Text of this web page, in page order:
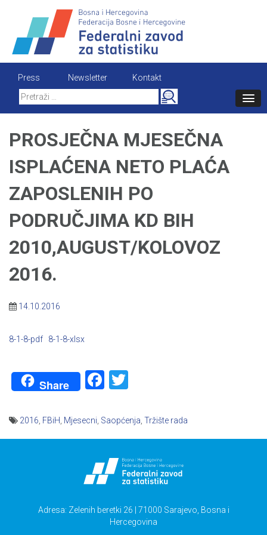
content
Press Newsletter
Kontakt
Search
for:
PROSJEČNA MJESEČNA
ISPLAĆENA NETO PLAĆA
ZAPOSLENIH PO
PODRUČJIMA KD BIH
2010,AUGUST/KOLOVOZ
2016.
14.10.2016
8-1-8-pdf 8-1-8-xlsx
Share Facebook
2016 FBiH Mjesecni Saopćenja Tržište rada
Adresa: Zelenih beretki 26 | 71000 Sarajevo, Bosna i
Hercegovina